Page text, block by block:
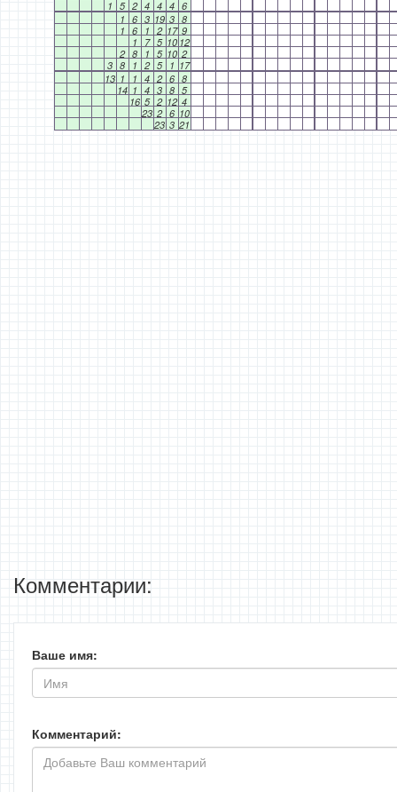
1 5 2 4 4 4 6
1 6 3 19 3 8
1 6 1 2 17 9
1
7 5 10 12
2 8 1 5 10 2
3 8 1 2 5 1 17
13 1 1 4 2 6 8
14 1 4 3 8 5
16 5 2 12 4
23 2 6 10
23 3 21
Комментарии:
Ваше имя:
Комментарий: